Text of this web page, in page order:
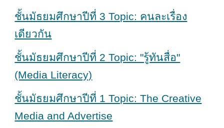
ชั้นมัธยมศึกษาปีที่ 3 Topic: คนละเรื่อง
เดียวกัน
ชั้นมัธยมศึกษาปีที่ 2 Topic: "รู้ทันสื่อ"
(Media Literacy)
ชั้นมัธยมศึกษาปีที่ 1 Topic: The Creative
Media and Advertise